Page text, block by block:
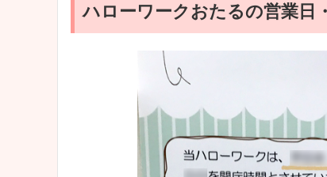
ハローワークおたるの営業日